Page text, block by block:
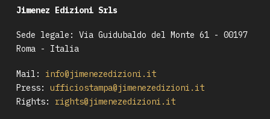
Jimenez Edizioni Srls
Sede legale: Via Guidubaldo del Monte 61 - 00197
Roma - Italia
Mail:
info@jimenezedizioni.it
Press:
ufficiostampa@jimenezedizioni.it
Rights:
rights@jimenezedizioni.it